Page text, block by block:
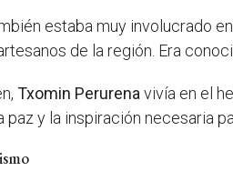
estaba muy involucrado
de la región. Era
Txomin Perurena vivía en el
paz y la inspiración necesaria